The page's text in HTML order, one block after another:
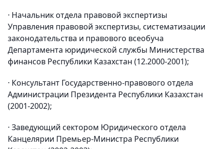
· Начальник отдела правовой экспертизы
Управления правовой экспертизы, систематизации
законодательства и правового всеобуча
Департамента юридической службы Министерства
финансов Республики Казахстан (12.2000-2001);
· Консультант Государственно-правового отдела
Администрации Президента Республики Казахстан
(2001-2002);
· Заведующий сектором Юридического отдела
Канцелярии Премьер-Министра Республики